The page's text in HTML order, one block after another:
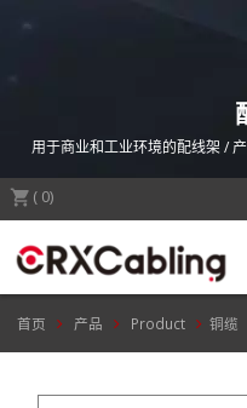
用于商业和工业环境的配线架 /
以及ETL，Delta和GHMT认证的
安全和环保标准。光纤解决方案
室外应用的
( 0)
首页 产品 Product 铜缆